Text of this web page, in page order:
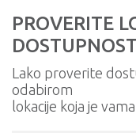
PROVERITE
Lako proverite
odabirom
lokacije koja je